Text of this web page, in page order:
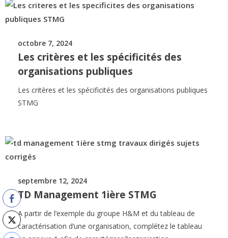
octobre 7, 2024
Les critères et les spécificités des
organisations publiques
Les critères et les spécificités des organisations publiques
STMG
septembre 12, 2024
TD Management 1ière STMG
A partir de l’exemple du groupe H&M et du tableau de
caractérisation d’une organisation, complétez le tableau